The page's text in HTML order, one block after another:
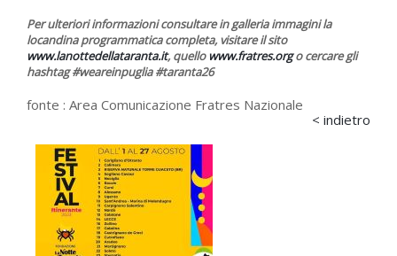
Per ulteriori informazioni consultare in galleria immagini la
locandina programmatica completa, visitare il sito
www.lanottedellataranta.it, quello www.fratres.orgo cercare gli
hashtag #weareinpuglia #taranta26
fonte : Area Comunicazione Fratres Nazionale
< indietro